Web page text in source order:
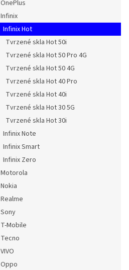
OnePlus
Infinix
Infinix Hot
Tvrzené skla Hot 50i
Tvrzené skla Hot 50 Pro 4G
Tvrzené skla Hot 50 4G
Tvrzené skla Hot 40 Pro
Tvrzené skla Hot 40i
Tvrzené skla Hot 30 5G
Tvrzené skla Hot 30i
Infinix Note
Infinix Smart
Infinix Zero
Motorola
Nokia
Realme
Sony
T-Mobile
Tecno
VIVO
Oppo